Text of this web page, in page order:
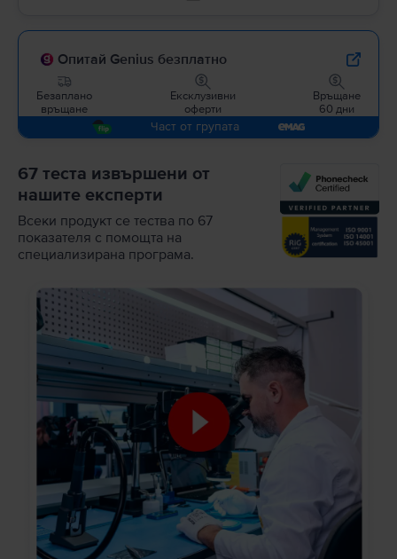
Опитай Genius безплатно
Безаплано
връщане
Ексклузивни
оферти
Връщане
60 дни
Част от групата
67 теста извършени от
нашите експерти
Всеки продукт се тества по 67
показателя с помощта на
специализирана програма.